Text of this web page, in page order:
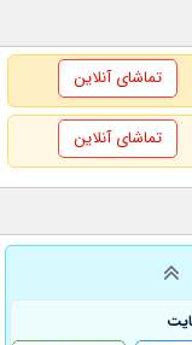
تماشای آنلاین
تماشای آنلاین